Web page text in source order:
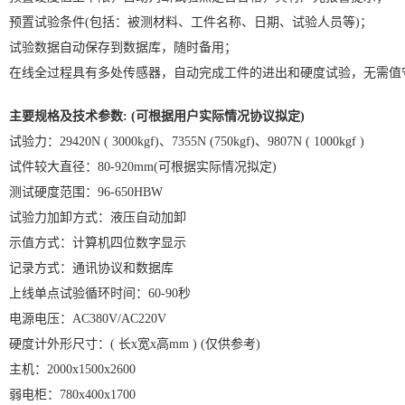
预置试验条件(包括：被测材料、工件名称、日期、试验人员等)；
试验数据自动保存到数据库，随时备用；
在线全过程具有多处传感器，自动完成工件的进出和硬度试验，无需值
主要规格及技术参数: (可根据用户实际情况协议拟定)
试验力：29420N ( 3000kgf)、7355N (750kgf)、9807N ( 1000kgf )
试件较大直径：80-920mm(可根据实际情况拟定)
测试硬度范围：96-650HBW
试验力加卸方式：液压自动加卸
示值方式：计算机四位数字显示
记录方式：通讯协议和数据库
上线单点试验循环时间：60-90秒
电源电压：AC380V/AC220V
硬度计外形尺寸：( 长x宽x高mm ) (仅供参考)
主机：2000x1500x2600
弱电柜：780x400x1700